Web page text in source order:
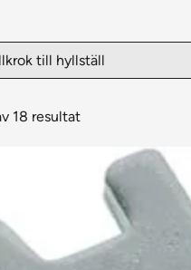
18 resultat